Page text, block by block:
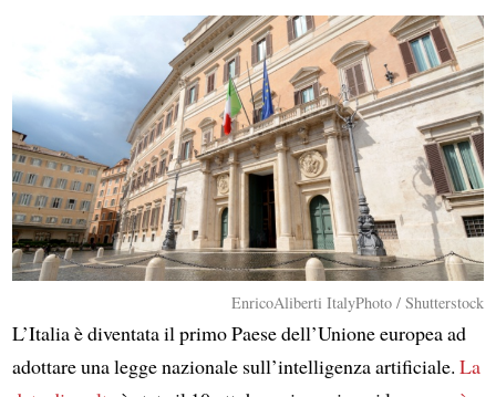
EnricoAliberti ItalyPhoto / Shutterstock
L’Italia è diventata il primo Paese dell’Unione europea ad
adottare una legge nazionale sull’intelligenza artificiale. La